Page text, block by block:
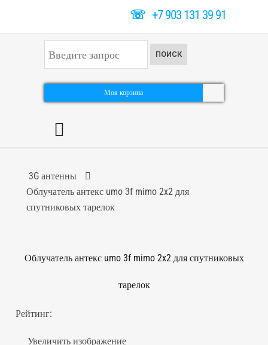
☏+7 903 131 39 91
к
а
ь
ПОИСК
Моя корзина
3G антенны
Облучатель антекс umo 3f mimo 2x2 для
спутниковых тарелок
Облучатель антекс umo 3f mimo 2x2 для спутниковых
тарелок
Рейтинг:
Увеличить изображение